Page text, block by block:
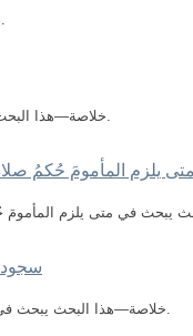
خلاصة—هذا البحث يبحث في اقتداء المأموم بالإمام.
خلاصة—هذا البحث يبحث في نقص أفعال الصلاة، وصفة سجود السهو.
يلزم المأمومَ حُكمُ
سجود
خلاصة—هذا البحث يبحث في سجود السهو: حكمه، مواضعه، نقص أقوال الصلاة.